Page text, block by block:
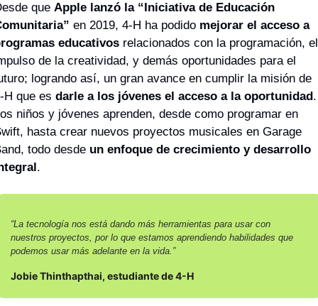
que Apple lanzó la “Iniciativa de Educación
en 2019, 4-H ha podido mejorar el acceso a
educativos relacionados con la programación, el
de la creatividad, y demás oportunidades para el
logrando así, un gran avance en cumplir la misión de
H que es darle a los jóvenes el acceso a la oportunidad.
niños y jóvenes aprenden, desde como programar en
hasta crear nuevos proyectos musicales en Garage
todo desde un enfoque de crecimiento y desarrollo
.
“La tecnología nos está dando más herramientas para usar con
nuestros proyectos, por lo que estamos aprendiendo habilidades que
podemos usar más adelante en la vida.”
Jobie Thinthapthai, estudiante de 4-H